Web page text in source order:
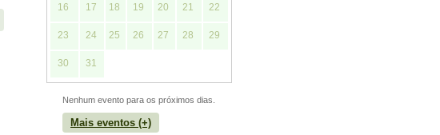
16 17 18 19 20 21 22
23 24 25 26 27 28 29
30 31
Nenhum evento para os próximos dias.
Mais eventos (+)